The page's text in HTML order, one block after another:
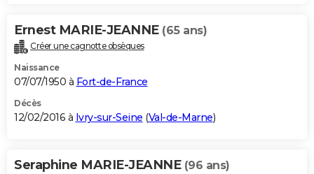
Ernest MARIE-JEANNE (65 ans)
Créer une cagnotte obsèques
Naissance
07/07/1950 à Fort-de-France
Décès
12/02/2016 à Ivry-sur-Seine (Val-de-Marne)
Seraphine MARIE-JEANNE (96 ans)